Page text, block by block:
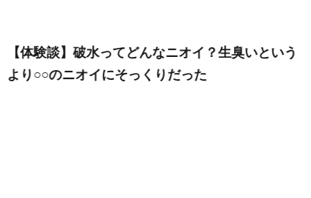
【体験談】破水ってどんなニオイ？生臭いという
より○○のニオイにそっくりだった